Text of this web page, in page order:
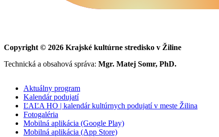
Copyright © 2026 Krajské kultúrne stredisko v Žiline
Technická a obsahová správa: Mgr. Matej Somr, PhD.
Aktuálny program
Kalendár podujatí
ĽAĽA HO | kalendár kultúrnych podujatí v meste Žilina
Fotogaléria
Mobilná aplikácia (Google Play)
Mobilná aplikácia (App Store)